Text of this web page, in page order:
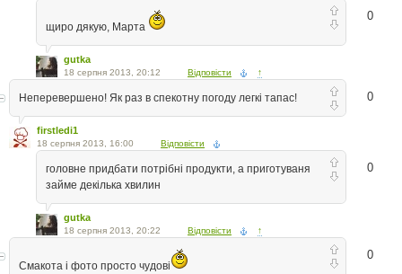
0
щиро дякую, Марта
gutka
18 серпня 2013, 20:12 Відповісти ↑
0
Неперевершено! Як раз в спекотну погоду легкі тапас!
firstledi1
18 серпня 2013, 16:00 Відповісти
0
головне придбати потрібні продукти, а приготуваня
займе декілька хвилин
gutka
18 серпня 2013, 20:22 Відповісти ↑
0
Смакота і фото просто чудові